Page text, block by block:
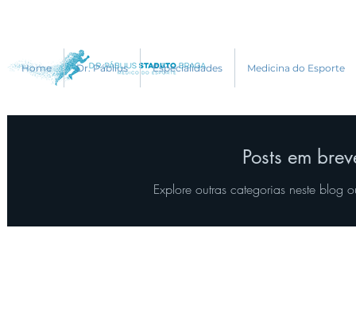
Home Dr. Páblius Especialidades Medicina do Esporte
Posts em
Explore outras categorias neste blog